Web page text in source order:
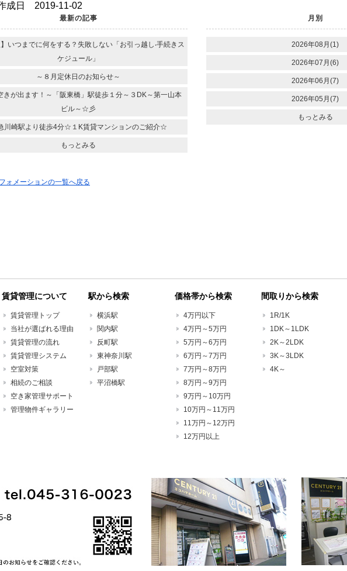
成日 2019-11-02
最新の記事
】いつまでに何をする？失敗しない「お引っ越し‧⼿続きス
ケジュール」
～８月定休日のお知らせ～
が出ます！～「阪東橋」駅徒歩１分～３DK～第一山本
ビル～☆彡
川崎駅より徒歩4分☆１K賃貸マンションのご紹介☆
もっとみる
月別
2026年08月(1)
2026年07月(6)
2026年06月(7)
2026年05月(7)
もっとみる
ォメーションの一覧へ戻る
賃貸管理について
賃貸管理トップ
当社が選ばれる理由
賃貸管理の流れ
賃貸管理システム
空室対策
相続のご相談
空き家管理サポート
管理物件ギャラリー
駅から検索
横浜駅
関内駅
反町駅
東神奈川駅
戸部駅
平沼橋駅
価格帯から検索
4万円以下
4万円～5万円
5万円～6万円
6万円～7万円
7万円～8万円
8万円～9万円
9万円～10万円
10万円～11万円
11万円～12万円
12万円以上
間取りから検索
1R/1K
1DK～1LDK
2K～2LDK
3K～3LDK
4K～